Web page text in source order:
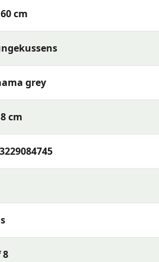
opbergt. Berg kussens op in
grey 40x60 cm
op via telefoon, e-mail of
past bij jouw terras en
uitstekende kleurechtheid en
cm
grey
cm
8